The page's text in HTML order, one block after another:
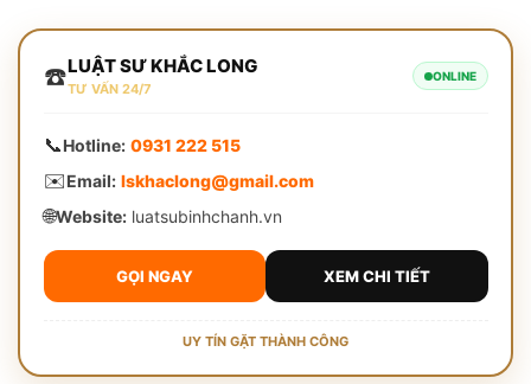
☎️LUẬT SƯ KHẮC LONG
TƯ VẤN 24/7
ONLINE
📞Hotline: 0931 222 515
✉️Email: lskhaclong@gmail.com
🌐Website:luatsubinhchanh.vn
GỌI NGAY XEM CHI TIẾT
UY TÍN GẶT THÀNH CÔNG